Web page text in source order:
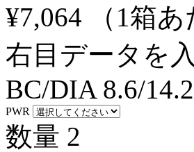
¥7,064 （1箱あ
右目データを
BC/DIA 8.6/14.2
PWR
数量 2